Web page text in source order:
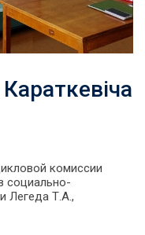
комиссии
социально-
Легеда Т.А.,